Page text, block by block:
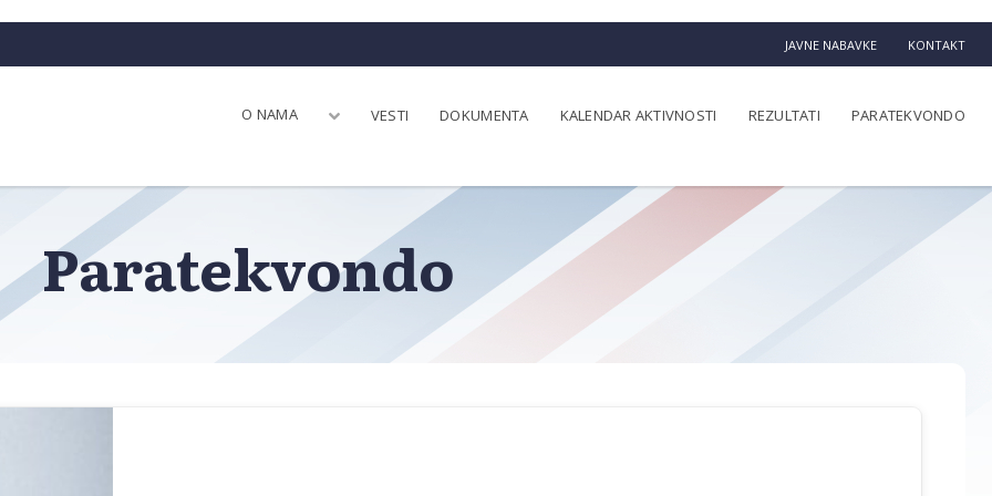
JAVNE NABAVKE KONTAKT
O NAMA VESTI DOKUMENTA KALENDAR AKTIVNOSTI REZULTATI PARATEKVONDO
Paratekvondo